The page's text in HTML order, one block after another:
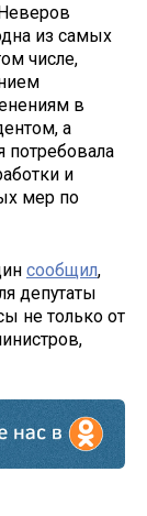
из самых
числе,
в
а
потребовала
и
мер по
сообщил,
депутаты
не только от